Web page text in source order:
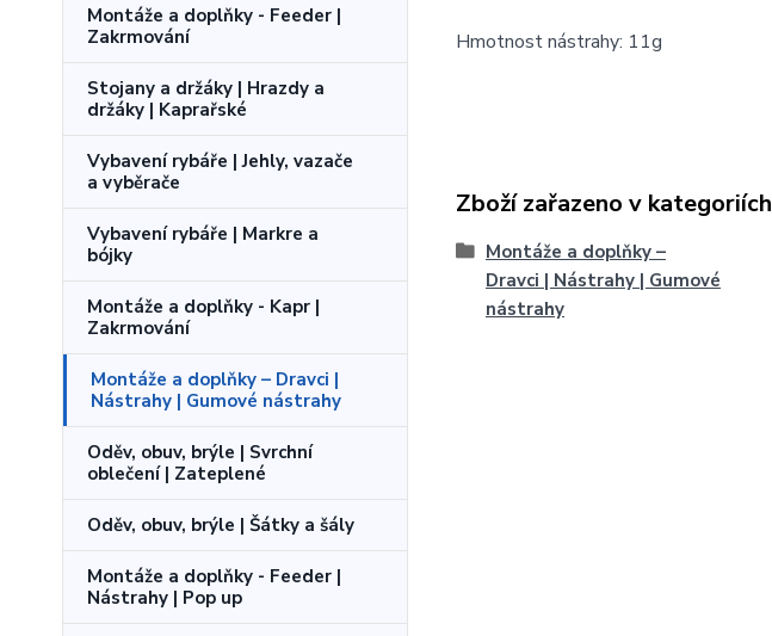
Montáže a doplňky - Feeder |
Zakrmování
Stojany a držáky | Hrazdy a
držáky | Kaprařské
Vybavení rybáře | Jehly, vazače
a vyběrače
Vybavení rybáře | Markre a
bójky
Montáže a doplňky - Kapr |
Zakrmování
Montáže a doplňky – Dravci |
Nástrahy | Gumové nástrahy
Oděv, obuv, brýle | Svrchní
oblečení | Zateplené
Oděv, obuv, brýle | Šátky a šály
Montáže a doplňky - Feeder |
Nástrahy | Pop up
Hmotnost nástrahy: 11g
Zboží zařazeno v kategoriích
Montáže a doplňky –
Dravci | Nástrahy | Gumové
nástrahy